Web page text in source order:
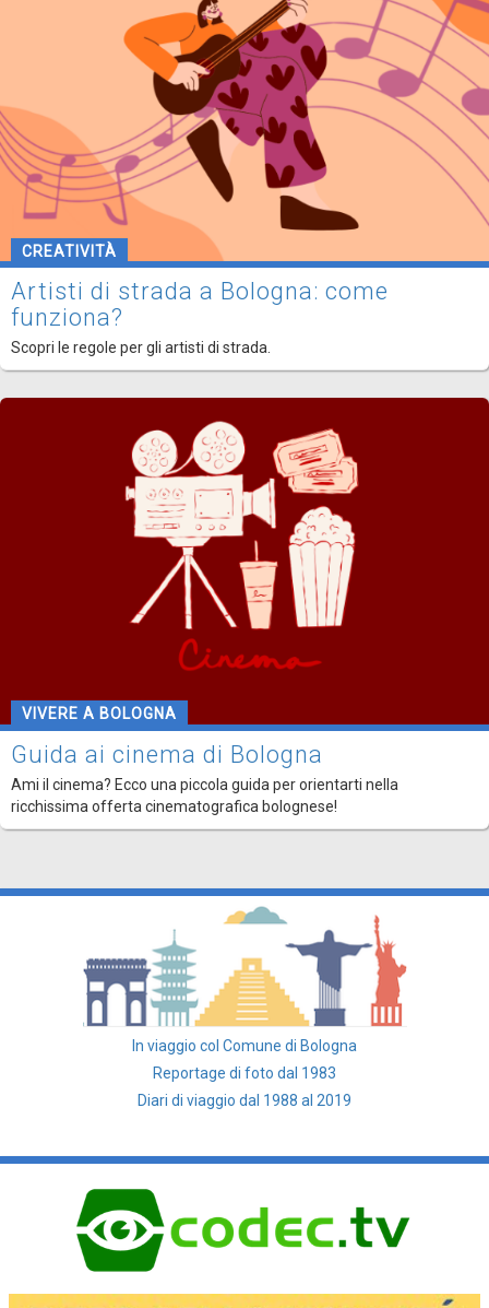
CREATIVITÀ
Artisti di strada a Bologna: come
funziona?
Scopri le regole per gli artisti di strada.
VIVERE A BOLOGNA
Guida ai cinema di Bologna
Ami il cinema? Ecco una piccola guida per orientarti nella
ricchissima offerta cinematografica bolognese!
In viaggio col Comune di Bologna
Reportage di foto dal 1983
Diari di viaggio dal 1988 al 2019